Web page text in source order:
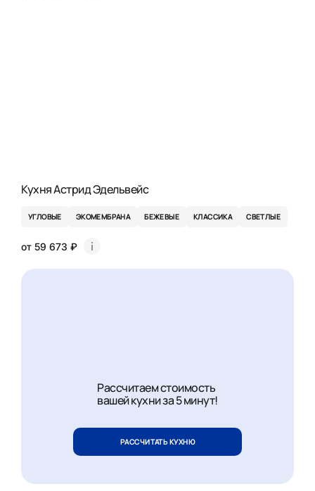
Кухня Астрид Эдельвейс
УГЛОВЫЕ ЭКОМЕМБРАНА БЕЖЕВЫЕ КЛАССИКА СВЕТЛЫЕ
от 59 673 ₽
Рассчитаем стоимость
вашей кухни за 5 минут!
РАССЧИТАТЬ КУХНЮ